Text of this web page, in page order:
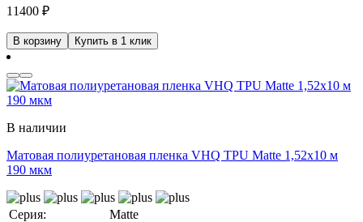
11400 ₽
В корзину Купить в 1 клик
В наличии
Матовая полиуретановая пленка VHQ TPU Matte 1,52х10 м
190 мкм
Серия:
Matte